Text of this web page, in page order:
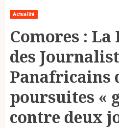
Actualité
Comores :
des
Panafricains
poursuites «
contre deux